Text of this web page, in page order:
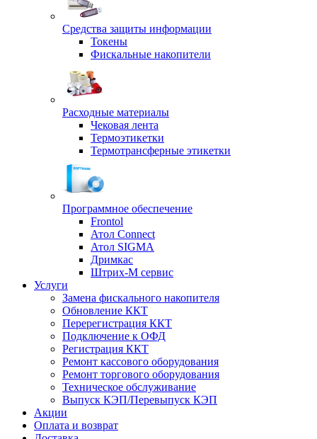
Средства защиты информации
Токены
Фискальные накопители
Расходные материалы
Чековая лента
Термоэтикетки
Термотрансферные этикетки
Программное обеспечение
Frontol
Атол Connect
Атол SIGMA
Дримкас
Штрих-М сервис
Услуги
Замена фискального накопителя
Обновление ККТ
Перерегистрация ККТ
Подключение к ОФД
Регистрация ККТ
Ремонт кассового оборудования
Ремонт торгового оборудования
Техническое обслуживание
Выпуск КЭП/Перевыпуск КЭП
Акции
Оплата и возврат